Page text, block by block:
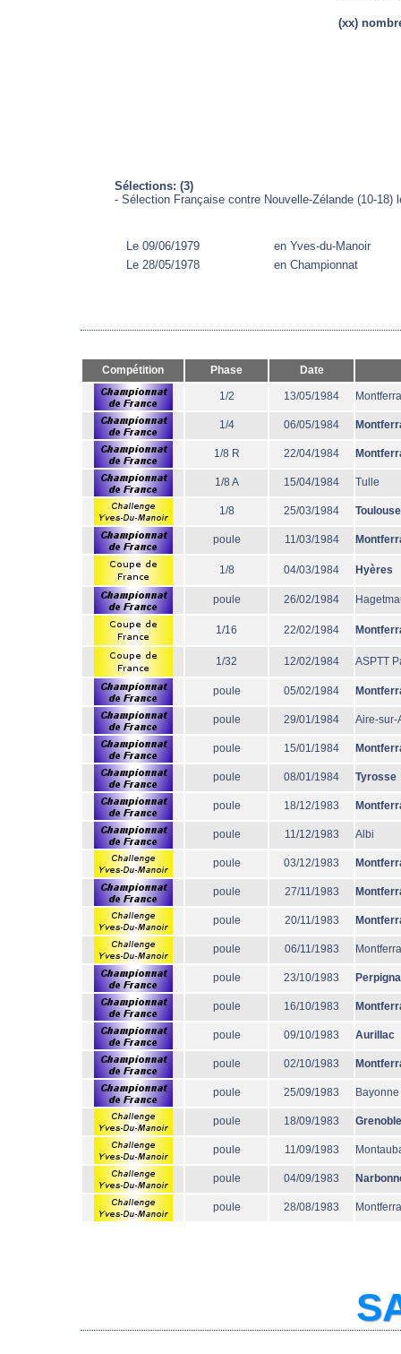
(xx)
Sélections: (3)
- Sélection Française contre Nouvelle-Zélande (10-18)
Le 09/06/1979
en Yves-du-Manoir
Le 28/05/1978
en Championnat
Compétition Phase Date
1/2 13/05/1984
1/4 06/05/1984
1/8 R 22/04/1984
1/8 A 15/04/1984 Tulle
1/8 25/03/1984 Toulouse
poule 11/03/1984
1/8 04/03/1984 Hyères
poule 26/02/1984
1/16 22/02/1984
1/32 12/02/1984 ASPTT
poule 05/02/1984
poule 29/01/1984 Aire-sur-
poule 15/01/1984
poule 08/01/1984 Tyrosse
poule 18/12/1983
poule 11/12/1983 Albi
poule 03/12/1983
poule 27/11/1983
poule 20/11/1983
poule 06/11/1983
poule 23/10/1983
poule 16/10/1983
poule 09/10/1983 Aurillac
poule 02/10/1983
poule 25/09/1983 Bayonne
poule 18/09/1983 Grenoble
poule 11/09/1983
poule 04/09/1983
poule 28/08/1983